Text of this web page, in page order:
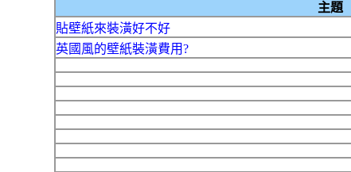
主題
貼壁紙來裝潢好不好
英國風的壁紙裝潢費用?